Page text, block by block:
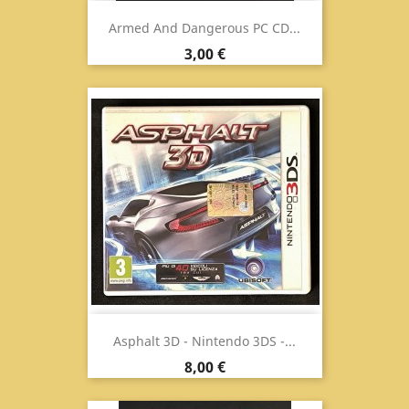
Armed And Dangerous PC CD...
Prezzo
3,00 €
Asphalt 3D - Nintendo 3DS -...
Prezzo
8,00 €